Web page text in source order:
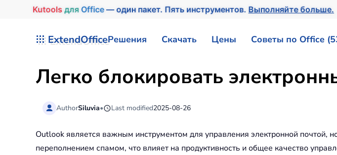
Kutools для Office— один пакет. Пять инструментов.Выполняйте больше.
ExtendOfficeРешения Скачать Цены Советы по Office
Легко блокировать
AuthorSiluvia• Last modified2025-08-26
Outlook является важным инструментом для управления электронной почтой,
переполнением спамом, что влияет на продуктивность и общее качество